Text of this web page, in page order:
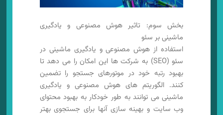
بخش سوم: تاثیر هوش مصنوعی و یادگیری
ماشینی بر سئو
استفاده از هوش مصنوعی و یادگیری ماشینی در
سئو (SEO) به شرکت ها این امکان را می دهد تا
بهبود رتبه خود در موتورهای جستجو را تضمین
کنند. الگوریتم های هوش مصنوعی و یادگیری
ماشینی می توانند به طور خودکار به بهبود محتوای
وب سایت و بهینه سازی آنها برای جستجوی بهتر